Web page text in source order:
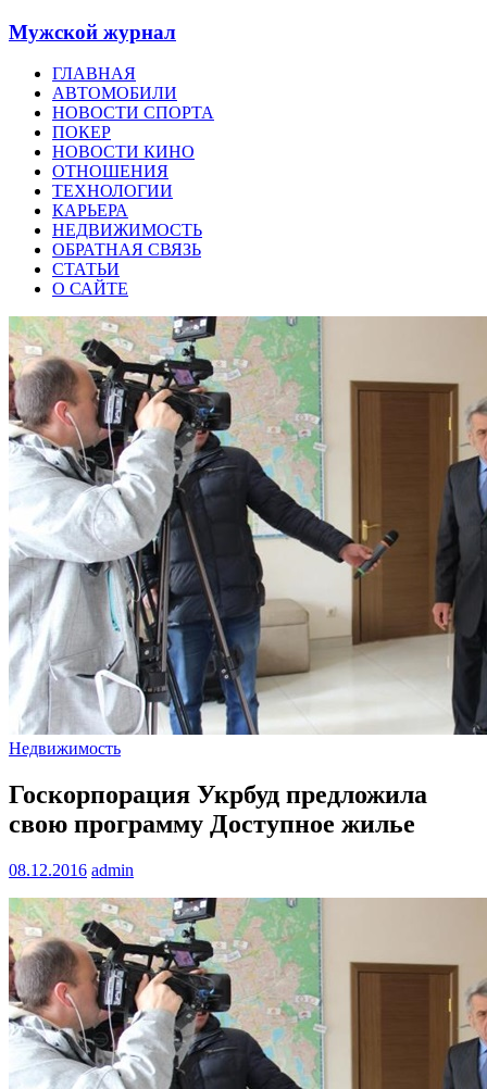
Мужской журнал
ГЛАВНАЯ
АВТОМОБИЛИ
НОВОСТИ СПОРТА
ПОКЕР
НОВОСТИ КИНО
ОТНОШЕНИЯ
ТЕХНОЛОГИИ
КАРЬЕРА
НЕДВИЖИМОСТЬ
ОБРАТНАЯ СВЯЗЬ
СТАТЬИ
О САЙТЕ
Недвижимость
Госкорпорация Укрбуд предложила
свою программу Доступное жилье
08.12.2016 admin